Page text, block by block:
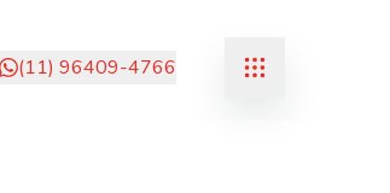
(11) 96409-4766